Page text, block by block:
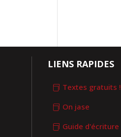
LIENS RAPIDES
Textes gratuits !
On jase
Guide d'écriture